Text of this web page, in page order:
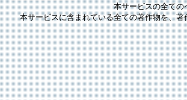
本サービスの全ての
本サービスに含まれている全ての著作物を、